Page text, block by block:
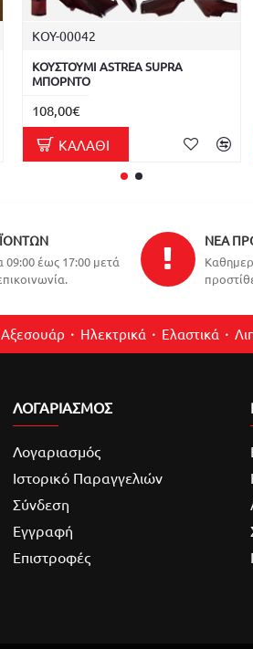
ΚΟΥ-00042
ΚΟΥΣΤΟΥΜΙ ASTREA SUPRA
ΜΠΟΡΝΤΟ
108,00€
ΚΑΛΆΘΙ
έως 17:00 μετά
ΝΈΑ
Αξεσουάρ Ηλεκτρικά Ελαστικά
ΛΟΓΑΡΙΑΣΜΌΣ
Λογαριασμός
Ιστορικό Παραγγελιών
Σύνδεση
Εγγραφή
Επιστροφές